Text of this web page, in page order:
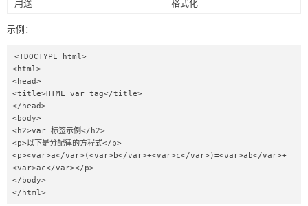
用途
格式化
示例：
<!DOCTYPE html>
<html>
<head>
<title>HTML var tag</title>
</head>
<body>
<h2>var 标签示例</h2>
<p>以下是分配律的方程式</p>
<p><var>a</var>(<var>b</var>+<var>c</var>)=<var>ab</var>+
<var>ac</var></p>
</body>
</html>